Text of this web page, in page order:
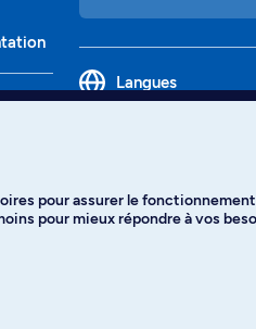
Langues
pour assurer le
pour mieux répondre à vos